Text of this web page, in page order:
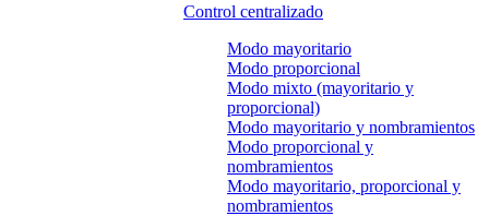
Control centralizado
Modo mayoritario
Modo proporcional
Modo mixto (mayoritario y
proporcional)
Modo mayoritario y nombramientos
Modo proporcional y
nombramientos
Modo mayoritario, proporcional y
nombramientos